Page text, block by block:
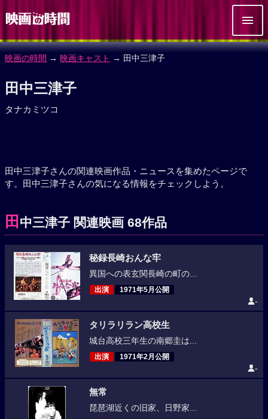
映画の時間 → 映画キャスト → 田中三津子
田中三津子
タナカミツコ
田中三津子さんの関連映画作品・ニュースを集めたページで
す。田中三津子さんの気になる情報をチェックしよう。
田 中三津子 関連映画 68作品
秘録長崎おんな牢
異国への表玄関長崎の町の...
出演 1971年5月公開
-
タリラリラン高校生
城台高校三年生の南郷圭は...
出演 1971年2月公開
-
無常
琵琶湖近くの旧家、日野家...